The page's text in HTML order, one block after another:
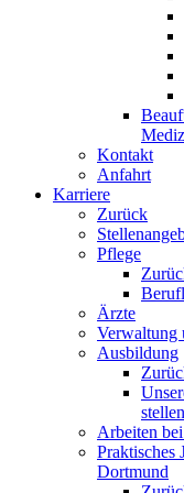
Kontakt
Anfahrt
Karriere
Zurück
Pflege
Ärzte
Verwaltung
Ausbildung
Arbeiten
Praktisches
Dortmund